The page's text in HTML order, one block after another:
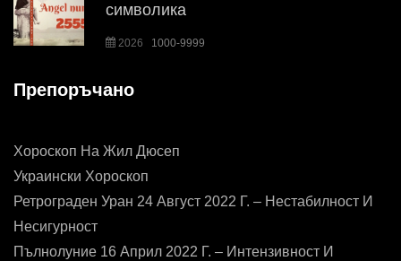
символика
2026 1000-9999
Препоръчано
Хороскоп На Жил Дюсеп
Украински Хороскоп
Ретрограден Уран 24 Август 2022 Г. – Нестабилност И
Несигурност
Пълнолуние 16 Април 2022 Г. – Интензивност И